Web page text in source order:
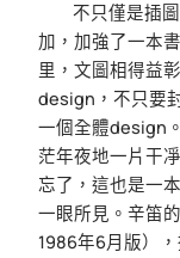
不只僅是插
加，加強了一本
里，文圖相得益
design，不只要
一個全體design
茫年夜地一片干
忘了，這也是一
一眼所見。辛笛
1986年6月版）